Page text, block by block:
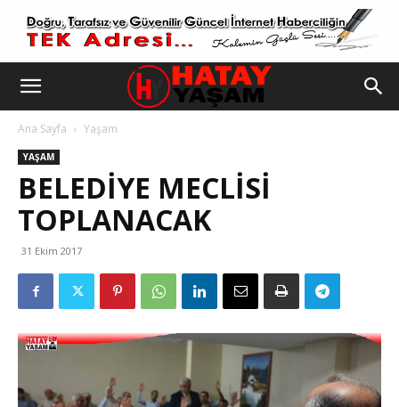
Ana Sayfa Yaşam
YAŞAM
BELEDİYE MECLİSİ
TOPLANACAK
31 Ekim 2017